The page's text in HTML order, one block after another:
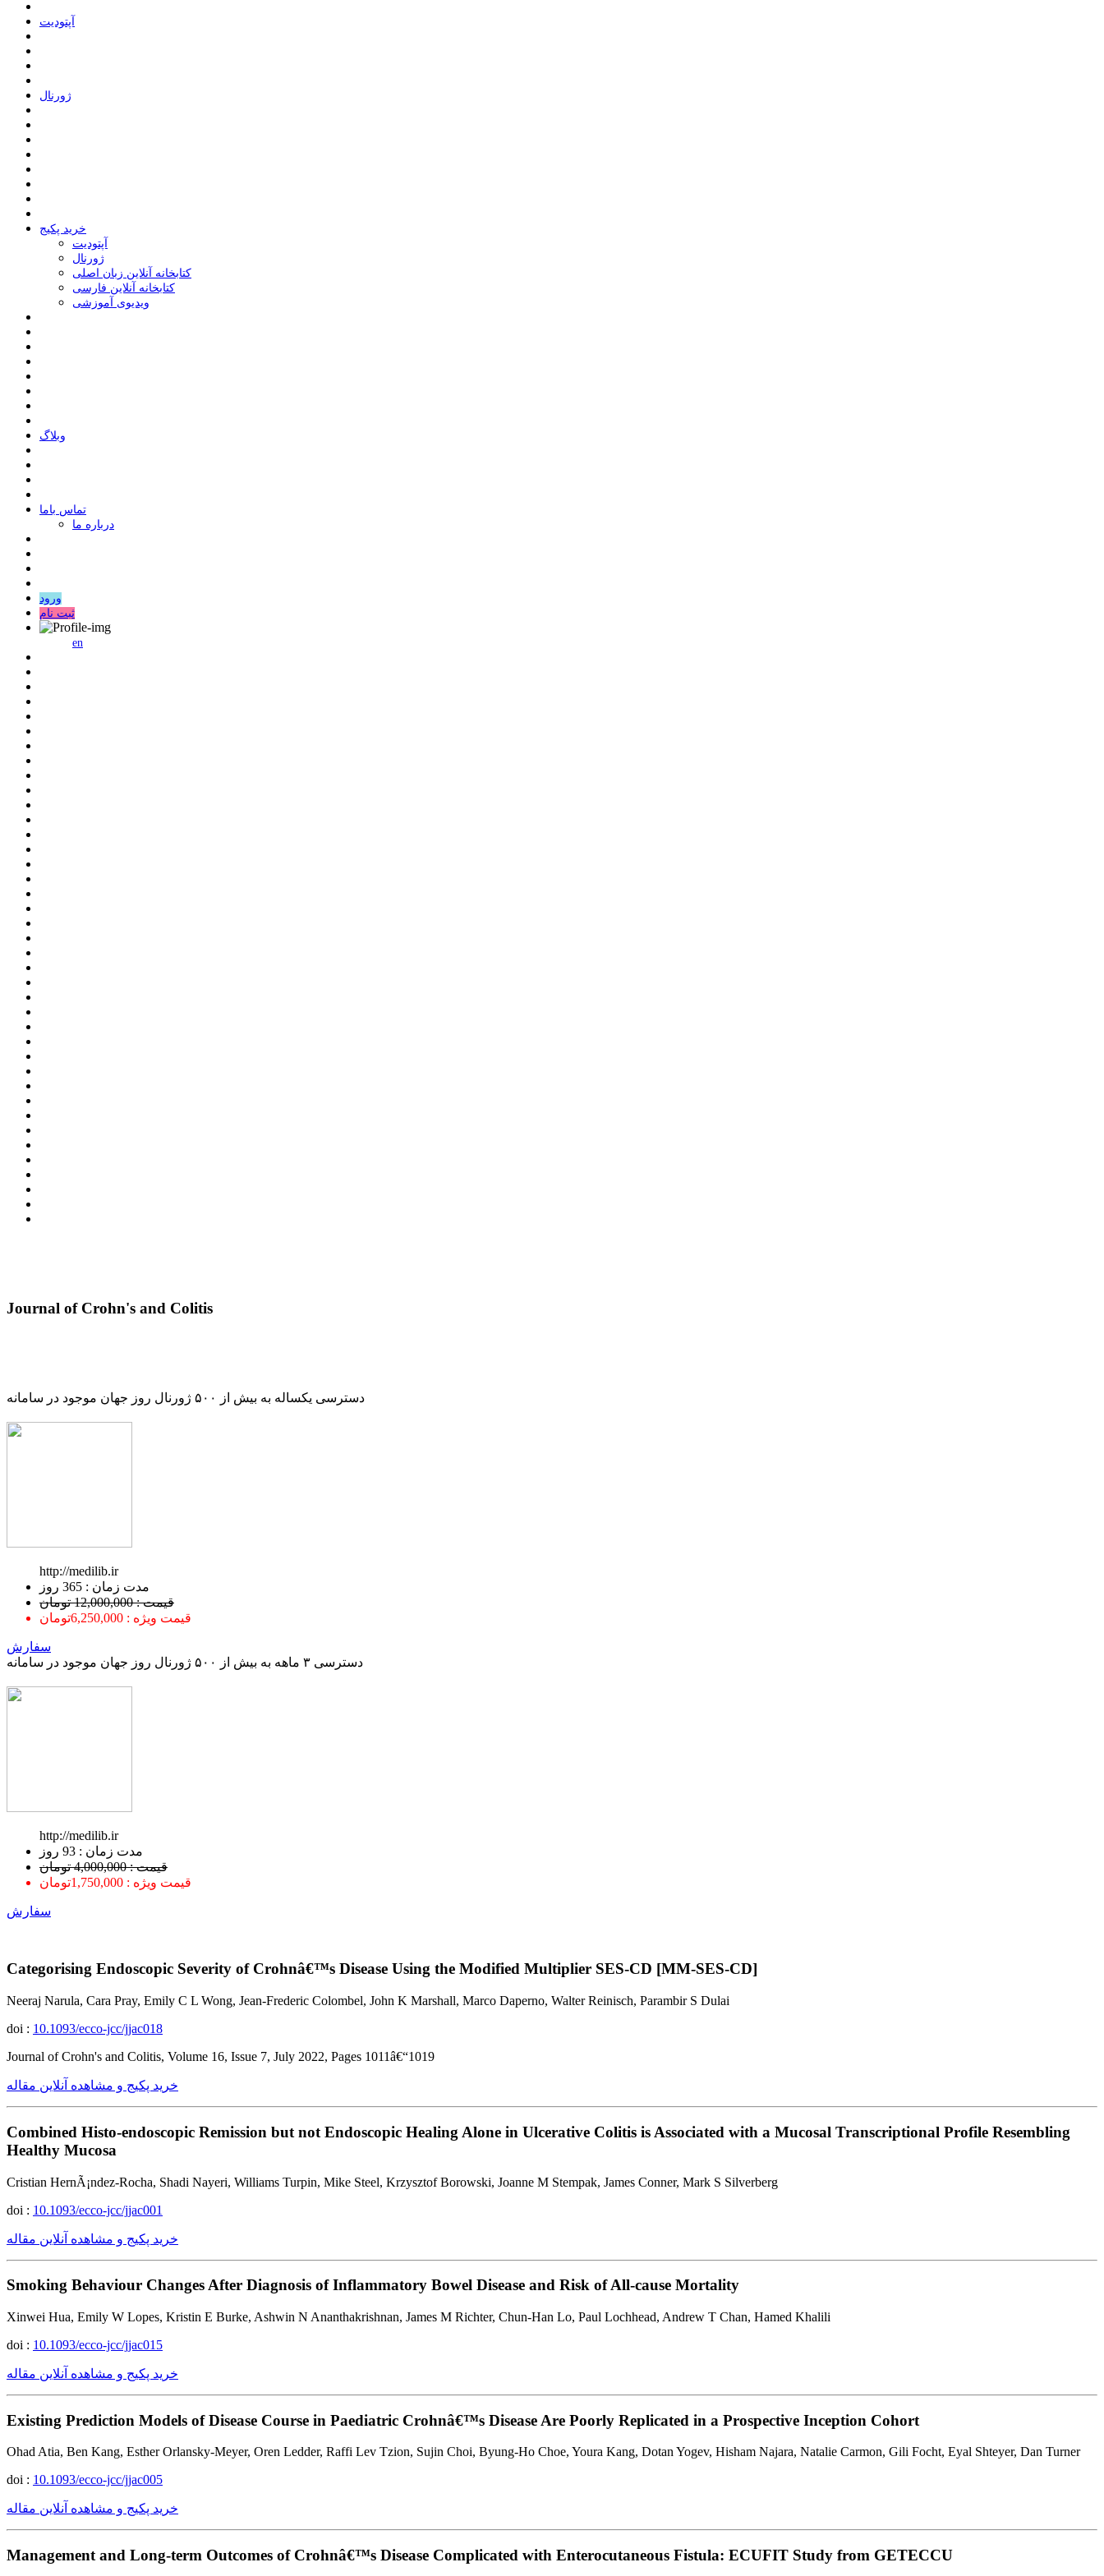
ﺁﭘﺘﻮﺩﯾﺖ
ﮊﻭﺭﻧﺎﻝ
خرید پکیج
ﺁﭘﺘﻮﺩﯾﺖ
ﮊﻭﺭﻧﺎﻝ
کتابخانه آنلاین زبان اصلی
کتابخانه آنلاین فارسی
ویدیوی آموزشی
وبلاگ
ﺗﻤﺎﺱ ﺑﺎﻣﺎ
درباره ما
ورود
ثبت نام
en
Journal of Crohn's and Colitis
دسترسی یکساله به بیش از ۵۰۰ ژورنال روز جهان موجود در سامانه
http://medilib.ir
ﻣﺪﺕ ﺯﻣﺎﻥ : 365 ﺭﻭﺯ
قیمت : 12,000,000 تومان
قیمت ویژه : 6,250,000تومان
سفارش
دسترسی ۳ ماهه به بیش از ۵۰۰ ژورنال روز جهان موجود در سامانه
http://medilib.ir
ﻣﺪﺕ ﺯﻣﺎﻥ : 93 ﺭﻭﺯ
قیمت : 4,000,000 تومان
قیمت ویژه : 1,750,000تومان
سفارش
Categorising Endoscopic Severity of Crohnâ€™s Disease Using the Modified Multiplier SES-CD [MM-SES-CD]
Neeraj Narula, Cara Pray, Emily C L Wong, Jean-Frederic Colombel, John K Marshall, Marco Daperno, Walter Reinisch, Parambir S Dulai
doi : 10.1093/ecco-jcc/jjac018
Journal of Crohn's and Colitis, Volume 16, Issue 7, July 2022, Pages 1011â€“1019
خرید پکیج و مشاهده آنلاین مقاله
Combined Histo-endoscopic Remission but not Endoscopic Healing Alone in Ulcerative Colitis is Associated with a Mucosal Transcriptional Profile Resembling
Healthy Mucosa
Cristian HernÃ¡ndez-Rocha, Shadi Nayeri, Williams Turpin, Mike Steel, Krzysztof Borowski, Joanne M Stempak, James Conner, Mark S Silverberg
doi : 10.1093/ecco-jcc/jjac001
خرید پکیج و مشاهده آنلاین مقاله
Smoking Behaviour Changes After Diagnosis of Inflammatory Bowel Disease and Risk of All-cause Mortality
Xinwei Hua, Emily W Lopes, Kristin E Burke, Ashwin N Ananthakrishnan, James M Richter, Chun-Han Lo, Paul Lochhead, Andrew T Chan, Hamed Khalili
doi : 10.1093/ecco-jcc/jjac015
خرید پکیج و مشاهده آنلاین مقاله
Existing Prediction Models of Disease Course in Paediatric Crohnâ€™s Disease Are Poorly Replicated in a Prospective Inception Cohort
Ohad Atia, Ben Kang, Esther Orlansky-Meyer, Oren Ledder, Raffi Lev Tzion, Sujin Choi, Byung-Ho Choe, Youra Kang, Dotan Yogev, Hisham Najara, Natalie Carmon, Gili Focht, Eyal Shteyer, Dan Turner
doi : 10.1093/ecco-jcc/jjac005
خرید پکیج و مشاهده آنلاین مقاله
Management and Long-term Outcomes of Crohnâ€™s Disease Complicated with Enterocutaneous Fistula: ECUFIT Study from GETECCU